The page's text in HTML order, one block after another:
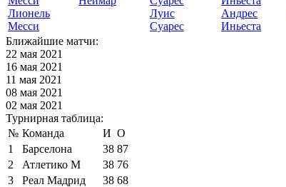
Лионель
Месси
Луис
Суарес
Андрес
Иньеста
Ближайшие матчи:
22 мая 2021
16 мая 2021
11 мая 2021
08 мая 2021
02 мая 2021
Турнирная таблица:
№ Команда И О
1
Барселона 38 87
2
Атлетико М 38 76
3
Реал Мадрид 38 68